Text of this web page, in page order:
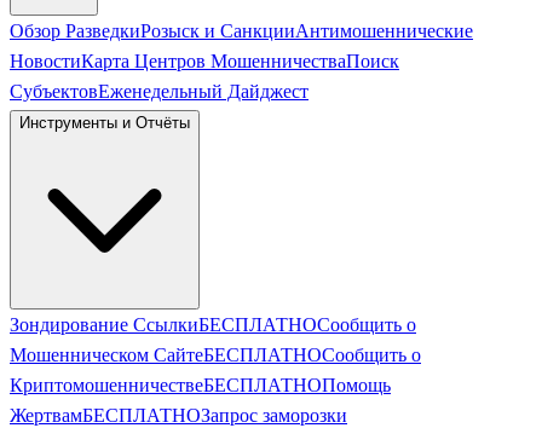
Обзор РазведкиРозыск и СанкцииАнтимошеннические
НовостиКарта Центров МошенничестваПоиск
СубъектовЕженедельный Дайджест
Инструменты и Отчёты
Зондирование СсылкиБЕСПЛАТНОСообщить о
Мошенническом СайтеБЕСПЛАТНОСообщить о
КриптомошенничествеБЕСПЛАТНОПомощь
ЖертвамБЕСПЛАТНОЗапрос заморозки